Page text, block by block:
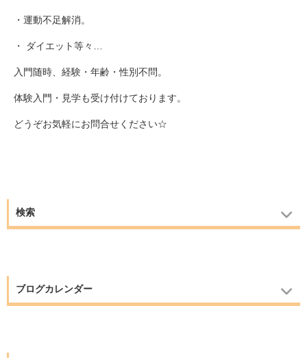
・運動不足解消。
・ ダイエット等々…
入門随時、経験・年齢・性別不問。
体験入門・見学も受け付けております。
どうぞお気軽にお問合せください☆
検索
ブログカレンダー